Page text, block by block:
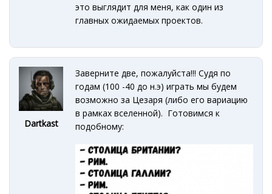
это выглядит для меня, как один из
главных ожидаемых проектов.
Dartkast
Заверните две, пожалуйста!!! Судя по
годам (100 -40 до н.э) играть мы будем
возможно за Цезаря (либо его вариацию
в рамках вселенной). Готовимся к
подобному: